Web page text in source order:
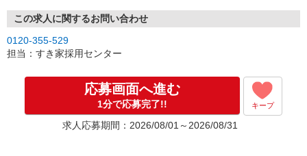
この求人に関するお問い合わせ
0120-355-529
担当：すき家採用センター
応募画面へ進む
1分で応募完了!! キープ
求人応募期間：2026/08/01～2026/08/31